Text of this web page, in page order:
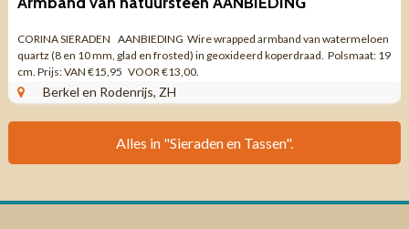
CORINA SIERADEN AANBIEDING Wire wrapped armband van watermeloen
quartz (8 en 10 mm, glad en frosted) in geoxideerd koperdraad. Polsmaat: 19
cm. Prijs: VAN €15,95 VOOR €13,00.
Berkel en Rodenrijs, ZH
Alles in "Sieraden en Tassen".